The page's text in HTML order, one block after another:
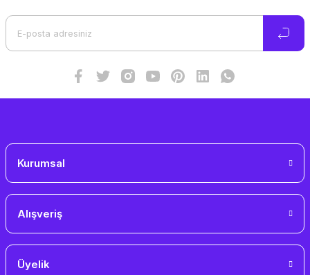
Kurumsal
Alışveriş
Üyelik